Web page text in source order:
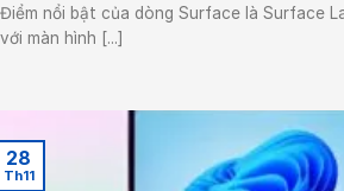
Điểm nổi bật của dòng Surface là Surface
với màn hình [...]
28
Th11